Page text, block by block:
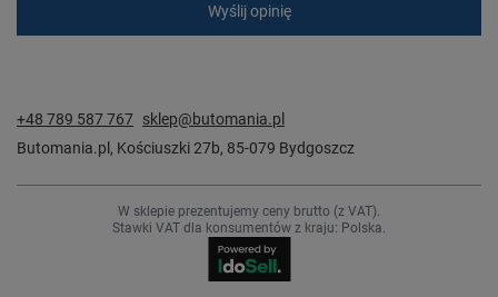
Wyślij opinię
+48 789 587 767 sklep@butomania.pl
Butomania.pl , Kościuszki 27b, 85-079 Bydgoszcz
W sklepie prezentujemy ceny brutto (z VAT).
Stawki VAT dla konsumentów z kraju: Polska.